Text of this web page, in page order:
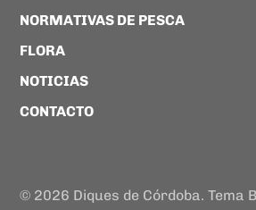
NORMATIVAS DE PESCA
FLORA
NOTICIAS
CONTACTO
© 2026 Diques de Córdoba. Tema